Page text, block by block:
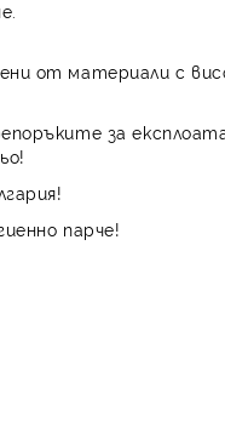
от материали с
за
парче!